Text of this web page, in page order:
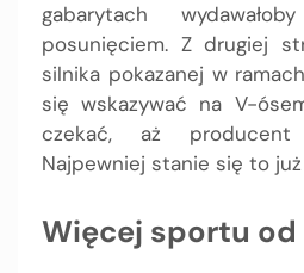
gabarytach
posunięciem. Z drugiej
silnika pokazanej w
się wskazywać na V-
czekać, aż producent
Najpewniej stanie się to
Więcej sportu od